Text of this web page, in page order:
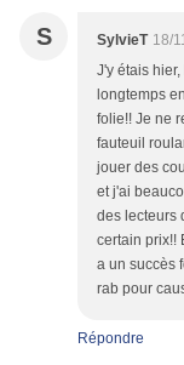
S SylvieT 18/
J'y étais
longtemps
folie!! Je ne
fauteuil
jouer des
et j'ai
des lecteurs
certain prix!!
a un succès
rab pour
Répondre